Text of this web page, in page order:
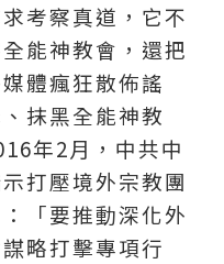
考察真道，它不
能神教會，還把
體瘋狂散佈謠
抹黑全能神教
年2月，中共中
打壓境外宗教團
「要推動深化外
略打擊專項行